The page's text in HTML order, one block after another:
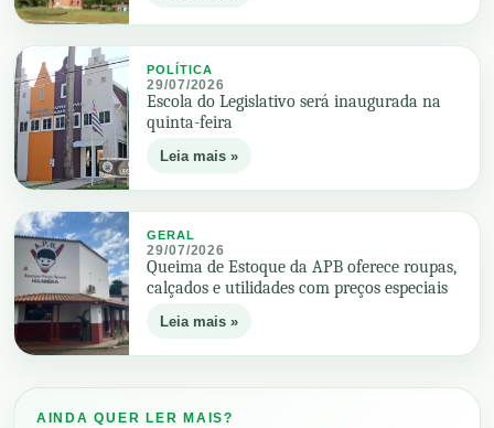
POLÍTICA
29/07/2026
Escola do Legislativo será inaugurada na
quinta-feira
Leia mais »
GERAL
29/07/2026
Queima de Estoque da APB oferece roupas,
calçados e utilidades com preços especiais
Leia mais »
AINDA QUER LER MAIS?